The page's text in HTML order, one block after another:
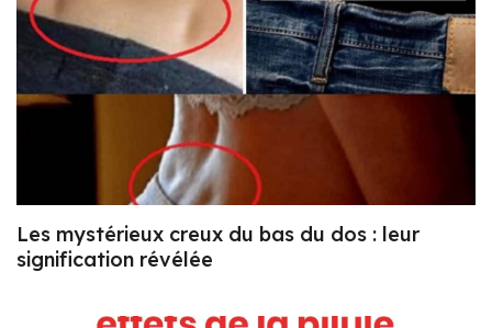
Les mystérieux creux du bas du dos : leur
signification révélée